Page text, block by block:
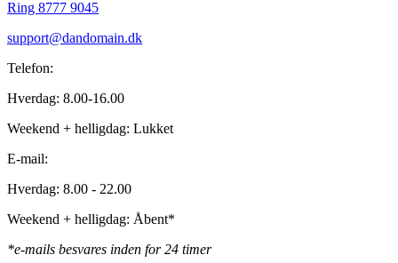
Ring 8777 9045
support@dandomain.dk
Telefon:
Hverdag: 8.00-16.00
Weekend + helligdag: Lukket
E-mail:
Hverdag: 8.00 - 22.00
Weekend + helligdag: Åbent*
*e-mails besvares inden for 24 timer